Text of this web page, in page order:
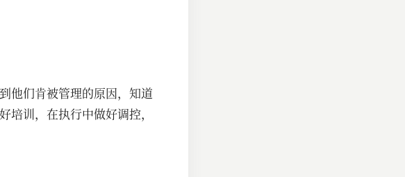
他们肯被管理的原因，知道
培训，在执行中做好调控，